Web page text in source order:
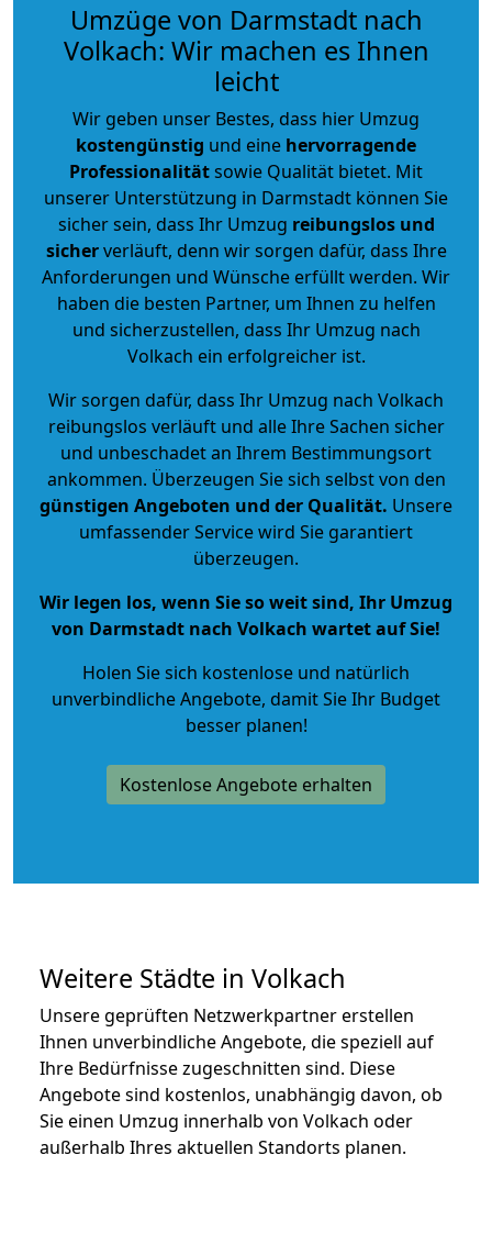
Umzüge von Darmstadt nach
Volkach: Wir machen es Ihnen
leicht
Wir geben unser Bestes, dass hier Umzug
kostengünstig und eine hervorragende
Professionalitätsowie Qualität bietet. Mit
unserer Unterstützung in Darmstadt können Sie
sicher sein, dass Ihr Umzug reibungslos und
sicherverläuft, denn wir sorgen dafür, dass Ihre
Anforderungen und Wünsche erfüllt werden. Wir
haben die besten Partner, um Ihnen zu helfen
und sicherzustellen, dass Ihr Umzug nach
Volkach ein erfolgreicher ist.
Wir sorgen dafür, dass Ihr Umzug nach Volkach
reibungslos verläuft und alle Ihre Sachen sicher
und unbeschadet an Ihrem Bestimmungsort
ankommen. Überzeugen Sie sich selbst von den
günstigen Angeboten und der Qualität. Unsere
umfassender Service wird Sie garantiert
überzeugen.
Wir legen los, wenn Sie so weit sind, Ihr Umzug
von Darmstadt nach Volkach wartet auf Sie!
Holen Sie sich kostenlose und natürlich
unverbindliche Angebote, damit Sie Ihr Budget
besser planen!
Kostenlose Angebote erhalten
Weitere Städte in Volkach
Unsere geprüften Netzwerkpartner erstellen
Ihnen unverbindliche Angebote, die speziell auf
Ihre Bedürfnisse zugeschnitten sind. Diese
Angebote sind kostenlos, unabhängig davon, ob
Sie einen Umzug innerhalb von Volkach oder
außerhalb Ihres aktuellen Standorts planen.